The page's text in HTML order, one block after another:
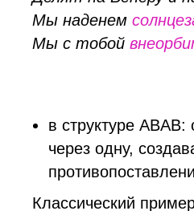
Мы наденем
Мы с тобой
в структуре
через одну,
Классический